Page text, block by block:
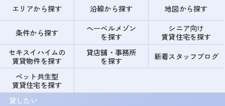
エリアから探す
沿線から探す 地図から探す
条件から探す
ヘーベルメゾン
を探す
シニア向け
賃貸住宅を探す
セキスイハイムの
賃貸物件を探す
貸店舗・事務所
を探す
新着スタッフブログ
ペット共生型
賃貸住宅を探す
貸したい